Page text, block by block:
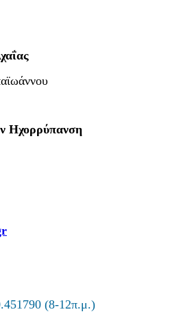
Ηχορρύπανση
(8-12π.μ.)